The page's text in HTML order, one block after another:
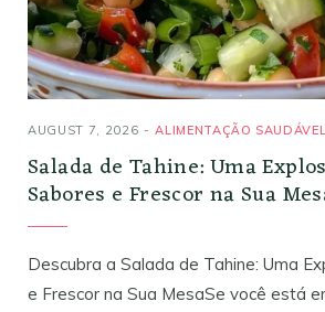
AUGUST 7, 2026 ALIMENTAÇÃO SAUDÁVEL
Salada de Tahine: Uma
Sabores e Frescor na Sua
Descubra a Salada de Tahine: Uma
e Frescor na Sua MesaSe você está